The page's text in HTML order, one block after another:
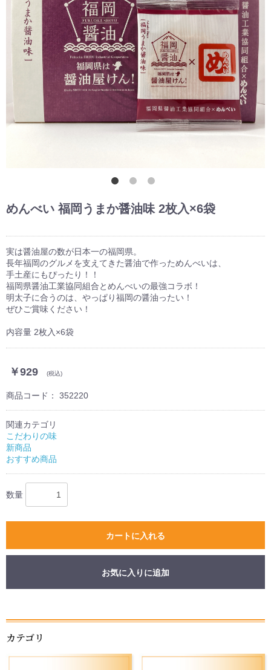
カテゴリ
めんべい 福岡うまか醤油味 2枚入×6袋
実は醤油屋の数が日本一の福岡県。
長年福岡のグルメを支えてきた醤油で作っためんべいは、
手土産にもぴったり！！
福岡県醤油工業協同組合とめんべいの最強コラボ！
明太子に合うのは、やっぱり福岡の醤油ったい！
ぜひご賞味ください！
内容量 2枚入×6袋
￥929 (税込)
商品コード： 352220
関連カテゴリ
こだわりの味
新商品
おすすめ商品
数量
カートに入れる
お買い物を続ける カートへ進む
お気に入りに追加